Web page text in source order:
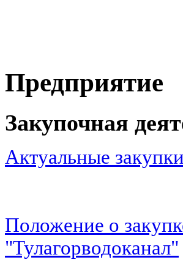
Предприятие
Закупочная
Актуальные закупки
Положение о
"Тулагорводоканал"